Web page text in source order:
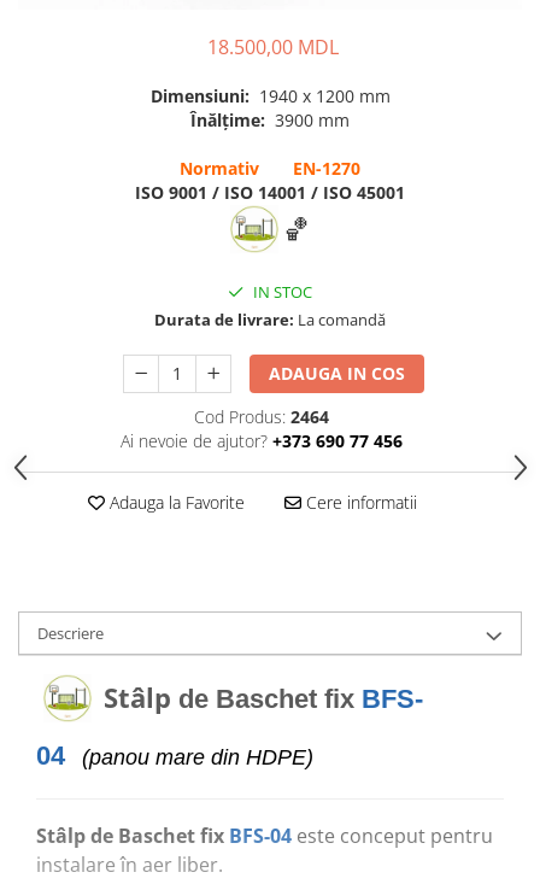
Nisipiere pentru copii
Mese și bănci pentru copii
Echipamente pentru grădinițe
Pavilioane pentru grădinițe
Accesorii / Componente
/Trapez
Accesorii de joacă
Elemente structurale
Oferte și Proiecte
Educativ / Creativ
18.500,00 MDL
Dimensiuni: 1940 x 1200 mm
Înălțime: 3900 mm
Normativ EN-1270
ISO 9001 / ISO 14001 / ISO 45001
🏀
IN STOC
Durata de livrare: La comandă
ADAUGA IN COS
Cod Produs: 2464
Ai nevoie de ajutor? +373 690 77 456
Adauga la Favorite Cere informatii
Descriere
Stâlp de Baschet fix BFS-
04
(panou mare din HDPE)
Stâlp de Baschet fix BFS-04 este conceput pentru
instalare în aer liber.